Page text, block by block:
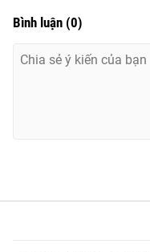
Bình luận (0)